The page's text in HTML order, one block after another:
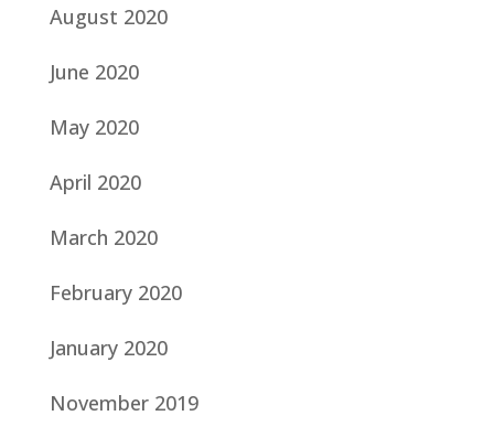
August 2020
June 2020
May 2020
April 2020
March 2020
February 2020
January 2020
November 2019